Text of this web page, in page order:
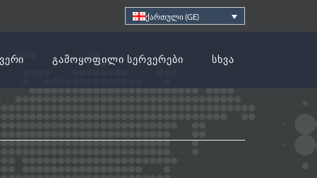
ქართული (GE)
ᲒᲐᲛᲝᲧᲝᲤᲘᲚᲘ ᲡᲔᲠᲕᲔᲠᲔᲑᲘ ᲡᲮᲕᲐ